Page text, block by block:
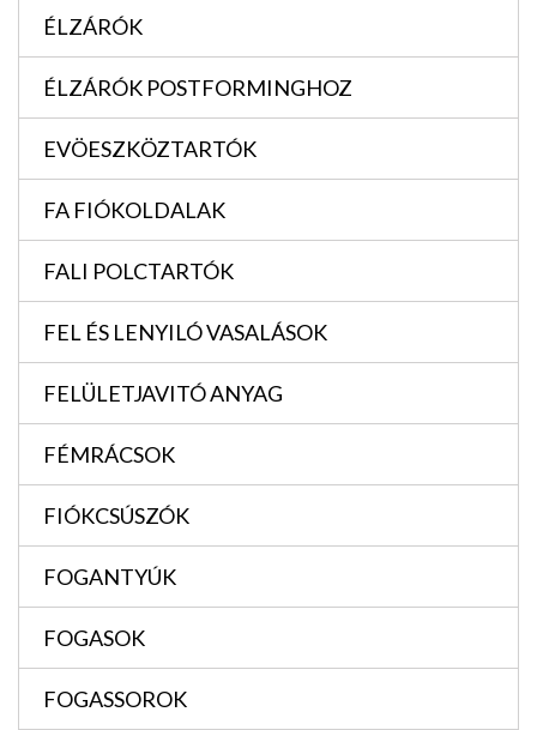
ÉLZÁRÓK
ÉLZÁRÓK POSTFORMINGHOZ
EVÖESZKÖZTARTÓK
FA FIÓKOLDALAK
FALI POLCTARTÓK
FEL ÉS LENYILÓ VASALÁSOK
FELÜLETJAVITÓ ANYAG
FÉMRÁCSOK
FIÓKCSÚSZÓK
FOGANTYÚK
FOGASOK
FOGASSOROK